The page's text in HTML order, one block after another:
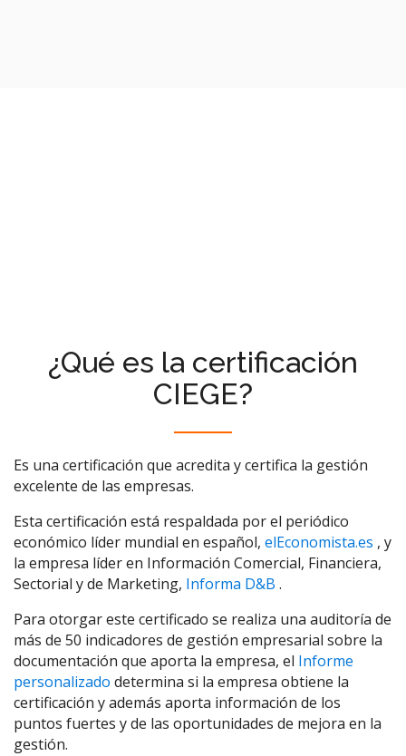
¿Qué es la certificación
CIEGE?
Es una certificación que acredita y certifica la gestión
excelente de las empresas.
Esta certificación está respaldada por el periódico
económico líder mundial en español, elEconomista.es , y
la empresa líder en Información Comercial, Financiera,
Sectorial y de Marketing, Informa D&B .
Para otorgar este certificado se realiza una auditoría de
más de 50 indicadores de gestión empresarial sobre la
documentación que aporta la empresa, el Informe
personalizado determina si la empresa obtiene la
certificación y además aporta información de los
puntos fuertes y de las oportunidades de mejora en la
gestión.